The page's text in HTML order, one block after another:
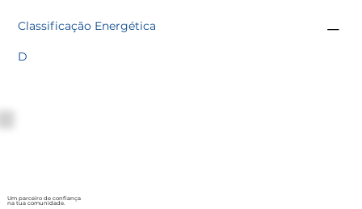
Classificação Energética
D
Um parceiro de confiança
na tua comunidade.